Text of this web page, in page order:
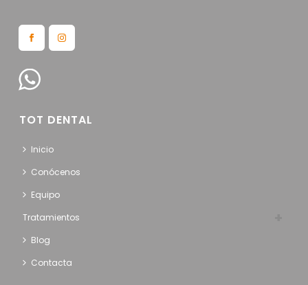
TOT DENTAL
Inicio
Conócenos
Equipo
Tratamientos
Blog
Contacta